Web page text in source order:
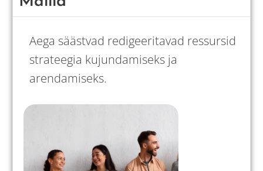
Aega säästvad redigeeritavad ressursid
strateegia kujundamiseks ja
arendamiseks.